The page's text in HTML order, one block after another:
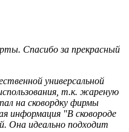
Спасибо за прекрасный
универсальной
т.к. жареную
на сковордку фирмы
информация "В сковороде
Она идеально подходит